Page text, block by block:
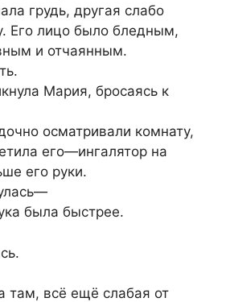
грудь, другая слабо
Его лицо было бледным,
и отчаянным.
Мария, бросаясь к
осматривали комнату,
его—ингалятор на
его руки.
была быстрее.
там, всё ещё слабая от